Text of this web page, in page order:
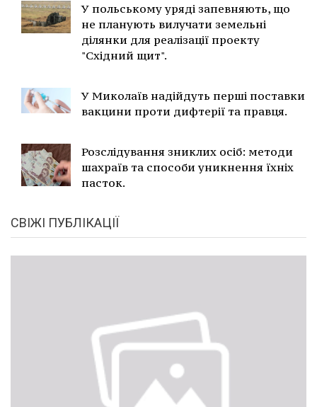
У польському уряді запевняють, що
не планують вилучати земельні
ділянки для реалізації проекту
"Східний щит".
У Миколаїв надійдуть перші поставки
вакцини проти дифтерії та правця.
Розслідування зниклих осіб: методи
шахраїв та способи уникнення їхніх
пасток.
СВІЖІ ПУБЛІКАЦІЇ